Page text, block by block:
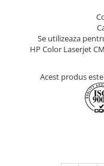
Se utilizeaza
HP Color Laserjet
Acest produs